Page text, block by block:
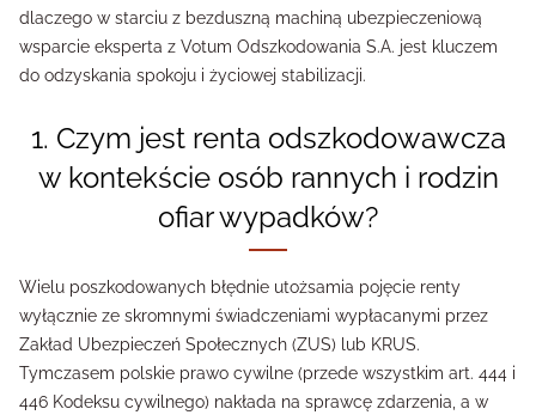
dlaczego w starciu z bezduszną machiną ubezpieczeniową
wsparcie eksperta z Votum Odszkodowania S.A. jest kluczem
do odzyskania spokoju i życiowej stabilizacji.
1. Czym jest renta odszkodowawcza
w kontekście osób rannych i rodzin
ofiar wypadków?
Wielu poszkodowanych błędnie utożsamia pojęcie renty
wyłącznie ze skromnymi świadczeniami wypłacanymi przez
Zakład Ubezpieczeń Społecznych (ZUS) lub KRUS.
Tymczasem polskie prawo cywilne (przede wszystkim art. 444 i
446 Kodeksu cywilnego) nakłada na sprawcę zdarzenia, a w